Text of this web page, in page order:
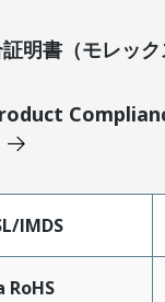
明書（モレック
IMDS
RoHS